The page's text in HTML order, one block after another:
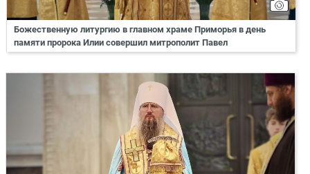
Божественную литургию в главном храме Приморья в день
памяти пророка Илии совершил митрополит Павел